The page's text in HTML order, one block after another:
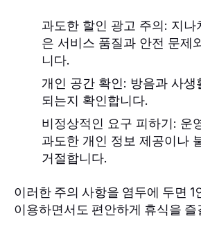
과도한 할인 광고 주의: 지나
은 서비스 품질과 안전 문제
니다.
개인 공간 확인: 방음과 사생
되는지 확인합니다.
비정상적인 요구 피하기: 운
과도한 개인 정보 제공이나
거절합니다.
이러한 주의 사항을 염두에 두면 1
이용하면서도 편안하게 휴식을 즐